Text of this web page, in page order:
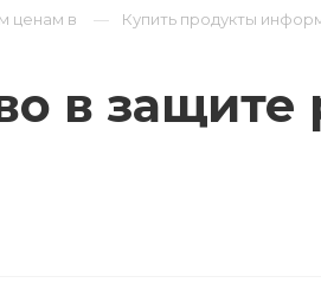
ценам в
Купить продукты
в